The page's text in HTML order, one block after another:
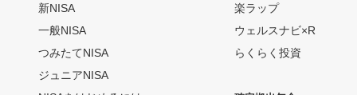
新NISA
一般NISA
つみたてNISA
ジュニアNISA
楽ラップ
ウェルスナビ×R
らくらく投資